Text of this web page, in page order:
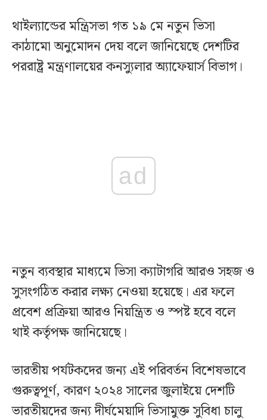
থাইল্যান্ডের মন্ত্রিসভা গত ১৯ মে নতুন ভিসা
কাঠামো অনুমোদন দেয় বলে জানিয়েছে দেশটির
পররাষ্ট্র মন্ত্রণালয়ের কনস্যুলার অ্যাফেয়ার্স বিভাগ।
ad
নতুন ব্যবস্থার মাধ্যমে ভিসা ক্যাটাগরি আরও সহজ ও
সুসংগঠিত করার লক্ষ্য নেওয়া হয়েছে। এর ফলে
প্রবেশ প্রক্রিয়া আরও নিয়ন্ত্রিত ও স্পষ্ট হবে বলে
থাই কর্তৃপক্ষ জানিয়েছে।
ভারতীয় পর্যটকদের জন্য এই পরিবর্তন বিশেষভাবে
গুরুত্বপূর্ণ, কারণ ২০২৪ সালের জুলাইয়ে দেশটি
ভারতীয়দের জন্য দীর্ঘমেয়াদি ভিসামুক্ত সুবিধা চালু